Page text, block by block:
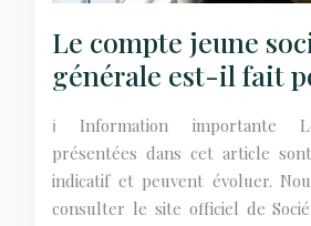
Le compte jeune
générale est-il fait
ℹ️ Information importante
présentées dans cet article
indicatif et peuvent évoluer.
consulter le site officiel de